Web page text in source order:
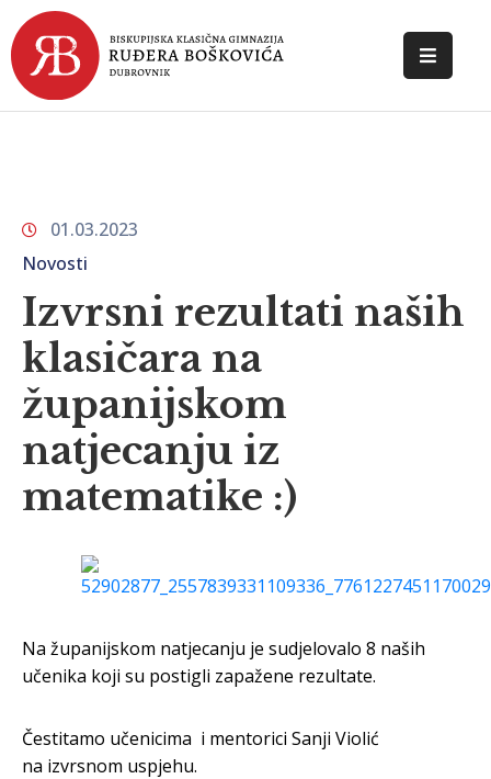
POČETNA
DOKUMENTI
KONTAKT
01.03.2023
Novosti
Izvrsni rezultati naših
klasičara na
županijskom
natjecanju iz
matematike :)
Na županijskom natjecanju je sudjelovalo 8 naših
učenika koji su postigli zapažene rezultate.
Čestitamo učenicima i mentorici Sanji Violić
na izvrsnom uspjehu.